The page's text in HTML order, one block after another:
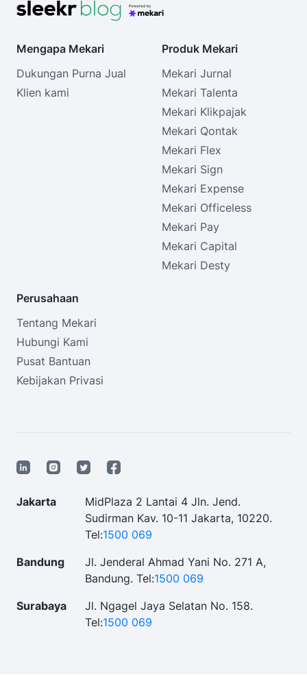
Mengapa Mekari
Dukungan Purna Jual
Klien kami
Produk Mekari
Mekari Jurnal
Mekari Talenta
Mekari Klikpajak
Mekari Qontak
Mekari Flex
Mekari Sign
Mekari Expense
Mekari Officeless
Mekari Pay
Mekari Capital
Mekari Desty
Perusahaan
Tentang Mekari
Hubungi Kami
Pusat Bantuan
Kebijakan Privasi
Jakarta
MidPlaza 2 Lantai 4 Jln. Jend.
Sudirman Kav. 10-11 Jakarta, 10220.
Tel:1500 069
Bandung
Jl. Jenderal Ahmad Yani No. 271 A,
Bandung. Tel:1500 069
Surabaya
Jl. Ngagel Jaya Selatan No. 158.
Tel:1500 069